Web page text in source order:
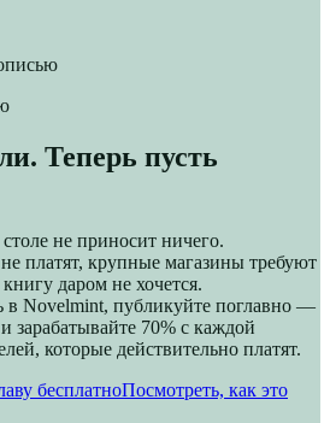
Теперь пусть
не приносит ничего.
платят, крупные магазины требуют
книгу даром не хочется.
в Novelmint, публикуйте поглавно —
70% с каждой
которые действительно платят.
бесплатноПосмотреть, как это